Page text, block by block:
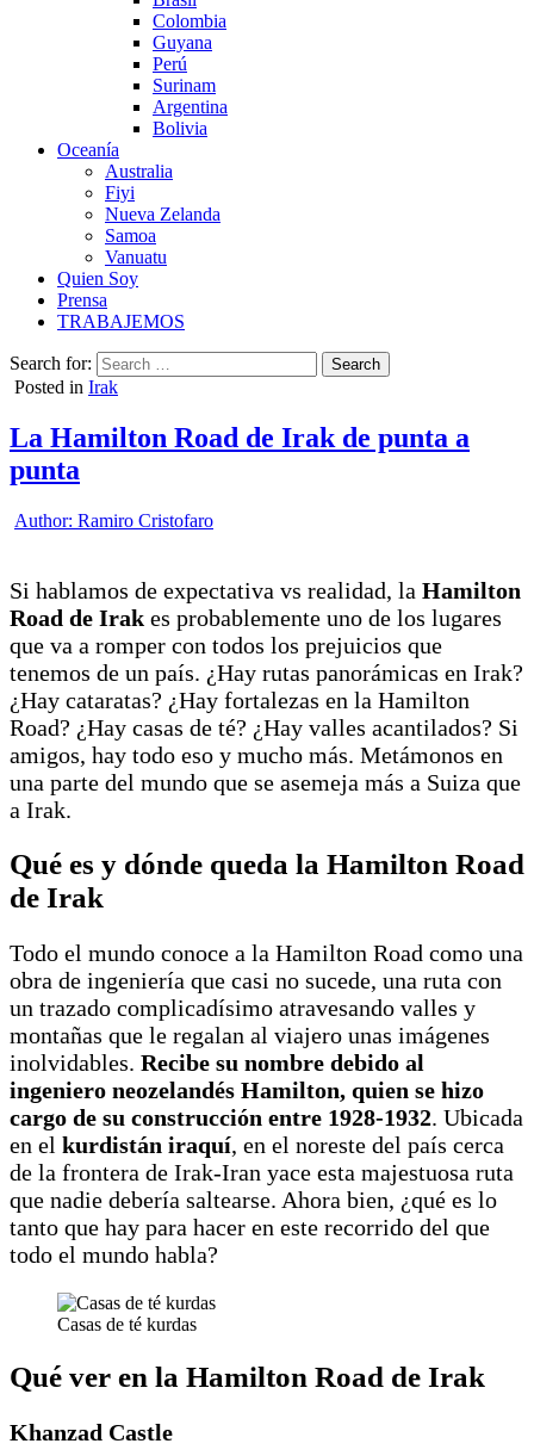
Colombia
Guyana
Perú
Surinam
Argentina
Bolivia
Oceanía
Australia
Fiyi
Nueva Zelanda
Samoa
Vanuatu
Quien Soy
Prensa
TRABAJEMOS
Search for:
Posted in Irak
La Hamilton Road de Irak de punta a
punta
Author: Ramiro Cristofaro
Si hablamos de expectativa vs realidad, la Hamilton
Road de Irak es probablemente uno de los lugares
que va a romper con todos los prejuicios que
tenemos de un país. ¿Hay rutas panorámicas en Irak?
¿Hay cataratas? ¿Hay fortalezas en la Hamilton
Road? ¿Hay casas de té? ¿Hay valles acantilados? Si
amigos, hay todo eso y mucho más. Metámonos en
una parte del mundo que se asemeja más a Suiza que
a Irak.
Qué es y dónde queda la Hamilton Road
de Irak
Todo el mundo conoce a la Hamilton Road como una
obra de ingeniería que casi no sucede, una ruta con
un trazado complicadísimo atravesando valles y
montañas que le regalan al viajero unas imágenes
inolvidables. Recibe su nombre debido al
ingeniero neozelandés Hamilton, quien se hizo
cargo de su construcción entre 1928-1932. Ubicada
en el kurdistán iraquí, en el noreste del país cerca
de la frontera de Irak-Iran yace esta majestuosa ruta
que nadie debería saltearse. Ahora bien, ¿qué es lo
tanto que hay para hacer en este recorrido del que
todo el mundo habla?
Casas de té kurdas
Qué ver en la Hamilton Road de Irak
Khanzad Castle